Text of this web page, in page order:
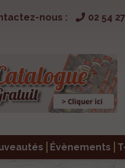
nous : 02 54
Évènements